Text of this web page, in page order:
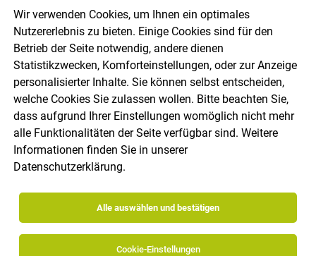
Pfefferlechner
Lana Teilzeit Geringfügig 08.08.2026
Wir verwenden Cookies, um Ihnen ein optimales
Nutzererlebnis zu bieten. Einige Cookies sind für den
Betrieb der Seite notwendig, andere dienen
Statistikzwecken, Komforteinstellungen, oder zur Anzeige
personalisierter Inhalte. Sie können selbst entscheiden,
welche Cookies Sie zulassen wollen. Bitte beachten Sie,
dass aufgrund Ihrer Einstellungen womöglich nicht mehr
alle Funktionalitäten der Seite verfügbar sind. Weitere
Informationen finden Sie in unserer
Datenschutzerklärung.
Alle auswählen und bestätigen
Cookie-Einstellungen